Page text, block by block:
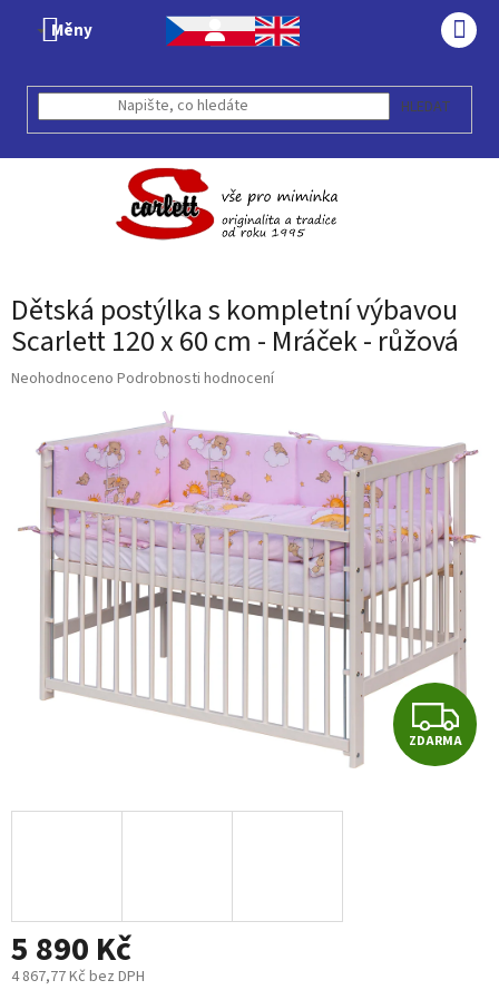
Měny
HLEDAT
Dětská postýlka s kompletní výbavou
Scarlett 120 x 60 cm - Mráček - růžová
Průměrné
hvězdiček.
Neohodnoceno Podrobnosti hodnocení
Z
D
ZDARMA
5 890 Kč
4 867,77 Kč bez DPH